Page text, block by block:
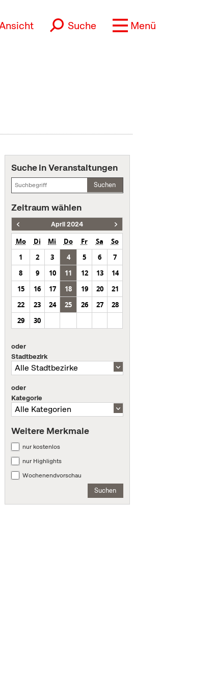
Suche Menü
Suche in Veranstaltungen
Suchen
Zeitraum wählen
April 2024
Mo Di Mi Do Fr Sa
So
1
2 3 4 5 6
7
8
9 10 11 12 13
14
15
16 17 18 19 20
21
22
23 24 25 26 27
28
29
30
oder
Stadtbezirk
oder
Kategorie
Weitere Merkmale
nur kostenlos
nur Highlights
Wochenendvorschau
Suchen